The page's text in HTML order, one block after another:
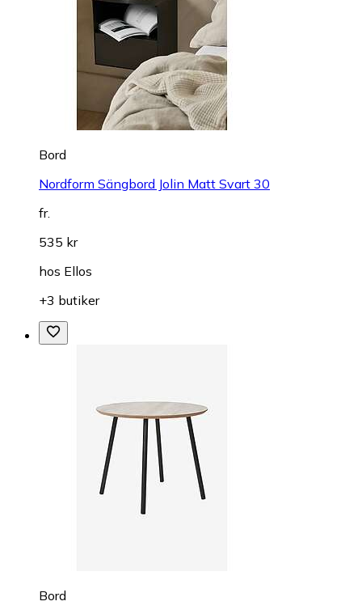
Bord
Nordform Sängbord Jolin Matt Svart 30
fr.
535 kr
hos Ellos
+3 butiker
Bord